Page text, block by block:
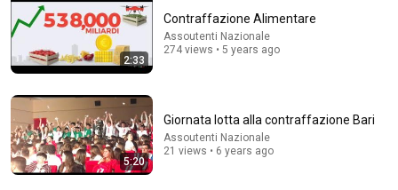
Watch his reaction when he’s told he’s a GOOD BOY
for the first time 🥹
Rocky Kanaka 10M views
2:33
Contraffazione Alimentare
Assoutenti Nazionale
274 views • 5 years ago
5:20
Giornata lotta alla contraffazione Bari
Assoutenti Nazionale
21 views • 6 years ago